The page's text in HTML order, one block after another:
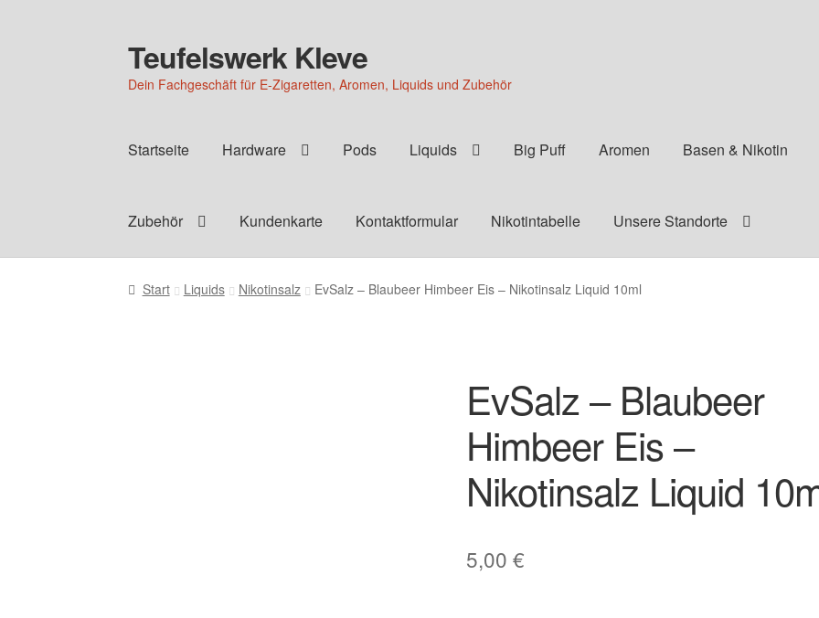
Zur
Navigation
springen
Zum
Inhalt
springen
Teufelswerk Kleve
Dein Fachgeschäft für E-Zigaretten, Aromen, Liquids und Zubehör
Startseite Hardware Pods Liquids Big Puff Aromen Basen & Nikotin
Zubehör Kundenkarte Kontaktformular Nikotintabelle Unsere Standorte
Start Liquids Nikotinsalz EvSalz – Blaubeer Himbeer Eis – Nikotinsalz Liquid 10ml
EvSalz – Blaubeer
Himbeer Eis –
Nikotinsalz Liquid
5,00€